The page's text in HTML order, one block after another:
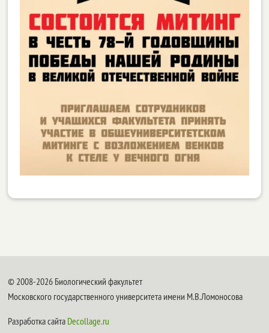
© 2008-2026 Биологический факультет
Московского государственного университета имени М.В.Ломоносова
Разработка сайта Decollage.ru